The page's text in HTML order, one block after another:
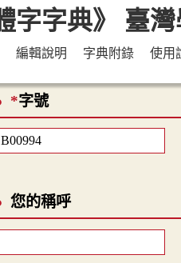
編輯說明 字典附錄 使用
*字號
您的稱呼